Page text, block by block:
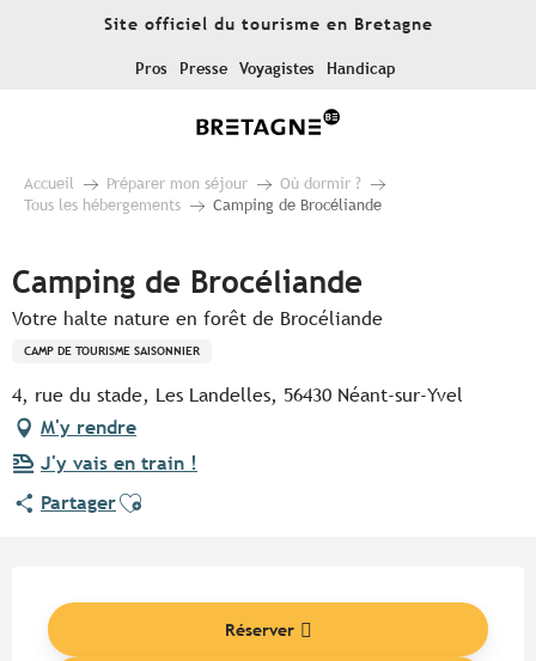
Site officiel du tourisme en Bretagne
Pros Presse Voyagistes Handicap
Accueil Préparer mon séjour
Où dormir ?
Tous les hébergements
Camping de Brocéliande
Camping de Brocéliande
Votre halte nature en forêt de Brocéliande
CAMP DE TOURISME SAISONNIER
4, rue du stade, Les Landelles, 56430 Néant-sur-Yvel
M'y rendre
J'y vais en train !
PartagerAjouter aux favoris
Réserver